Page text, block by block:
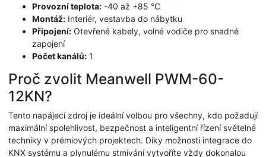
Provozní teplota: -40 až +85 °C
Montáž: Interiér, vestavba do nábytku
Připojení: Otevřené kabely, volné vodiče pro snadné
zapojení
Počet kanálů: 1
Proč zvolit Meanwell PWM-60-
12KN?
Tento napájecí zdroj je ideální volbou pro všechny, kdo požadují
maximální spolehlivost, bezpečnost a inteligentní řízení světelné
techniky v prémiových projektech. Díky možnosti integrace do
KNX systému a plynulému stmívání vytvoříte vždy dokonalou